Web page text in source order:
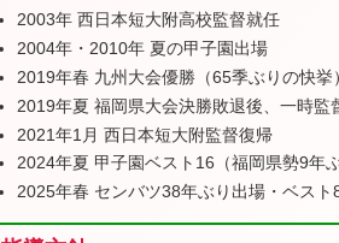
2003年 西日本短大附高校監督就任
2004年・2010年 夏の甲子園出場
2019年春 九州大会優勝（65季ぶりの快挙
2019年夏 福岡県大会決勝敗退後、一時監
2021年1月 西日本短大附監督復帰
2024年夏 甲子園ベスト16（福岡県勢9年
2025年春 センバツ38年ぶり出場・ベスト